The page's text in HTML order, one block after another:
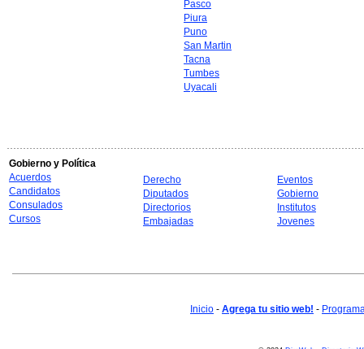
Pasco
Piura
Puno
San Martin
Tacna
Tumbes
Uyacali
Gobierno y Política
Acuerdos
Candidatos
Consulados
Cursos
Derecho
Diputados
Directorios
Embajadas
Eventos
Gobierno
Institutos
Jovenes
Inicio - Agrega tu sitio web! -